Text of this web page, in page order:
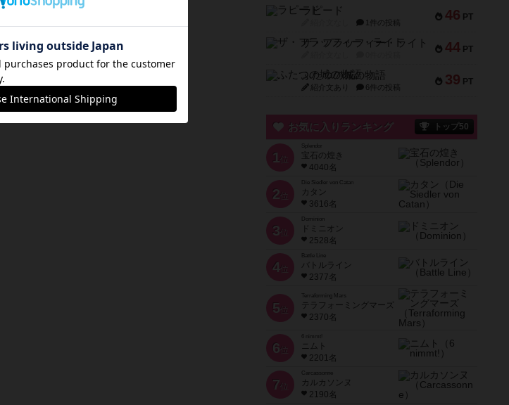
46 PT
ラピード
1件の投稿
44 PT
ザ・フラッフィー・ライト
39 PT
ふたつの城の物語
紹介文あり 6件の投稿
お気に入りランキング トップ50
1 位
宝石の煌き
4040名
2 位
Die Siedler von Catan
カタン
3616名
3 位
ドミニオン
2528名
4位
Battle Line
バトルライン
2377名
5 位
Terraforming Mars
テラフォーミングマーズ
2370名
6 位
ニムト
2201名
7 位
Carcassonne
カルカソンヌ
2190名